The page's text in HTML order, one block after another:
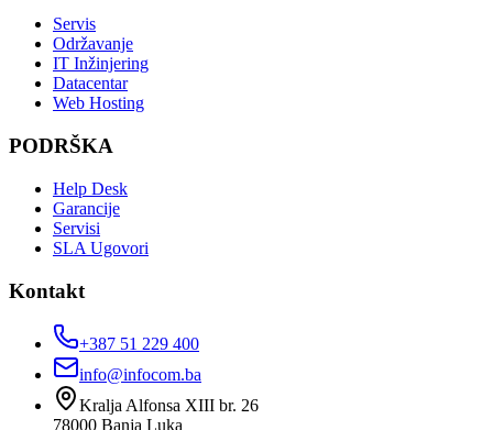
Servis
Održavanje
IT Inžinjering
Datacentar
Web Hosting
PODRŠKA
Help Desk
Garancije
Servisi
SLA Ugovori
Kontakt
+387 51 229 400
info@infocom.ba
Kralja Alfonsa XIII br. 26
78000 Banja Luka